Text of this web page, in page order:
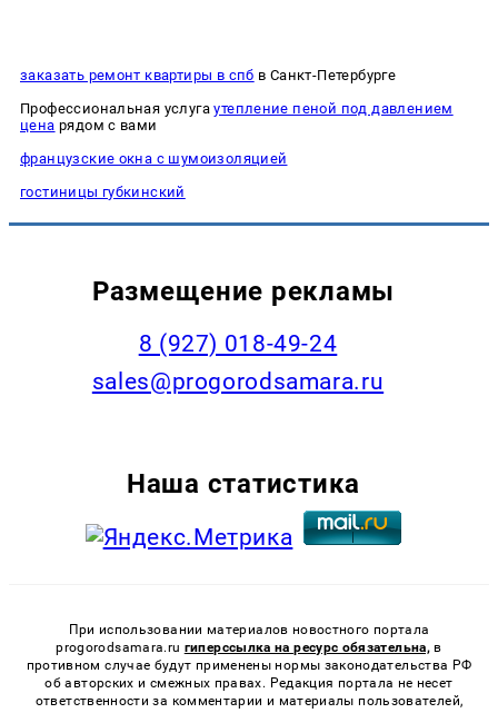
заказать ремонт квартиры в спб в Санкт-Петербурге
Профессиональная услугаутепление пеной под давлением
цена рядом с вами
французские окна с шумоизоляцией
гостиницы губкинский
Размещение рекламы
8 (927) 018-49-24
sales@progorodsamara.ru
Наша статистика
При использовании материалов новостного портала
progorodsamara.ru гиперссылка на ресурс обязательна, в
противном случае будут применены нормы законодательства РФ
об авторских и смежных правах. Редакция портала не несет
ответственности за комментарии и материалы пользователей,